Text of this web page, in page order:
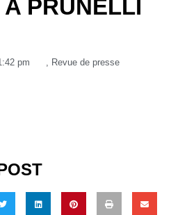
PRUNELLI
pm Revue de presse